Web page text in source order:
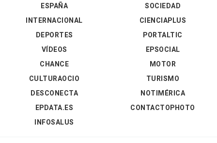
ESPAÑA
INTERNACIONAL
DEPORTES
VÍDEOS
SOCIEDAD
CIENCIAPLUS
PORTALTIC
EPSOCIAL
CHANCE
CULTURAOCIO
DESCONECTA
EPDATA.ES
INFOSALUS
MOTOR
TURISMO
NOTIMÉRICA
CONTACTOPHOTO